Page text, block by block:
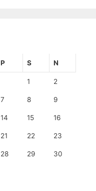
P S N
1 2
7 8 9
14 15 16
21 22 23
28 29 30